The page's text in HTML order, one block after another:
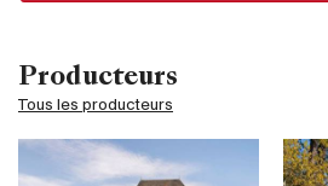
Producteurs
Tous les producteurs